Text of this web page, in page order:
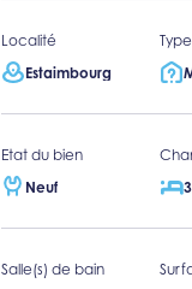
Localité
Estaimbourg
Etat du bien
Neuf
3
Salle(s) de bain